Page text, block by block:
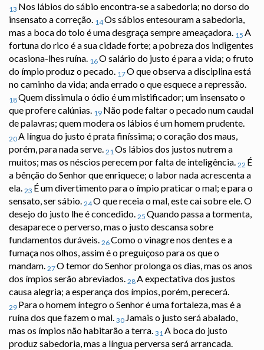
13 Nos lábios do sábio encontra-se a sabedoria; no dorso do
insensato a correção. 14Os sábios entesouram a sabedoria,
mas a boca do tolo é uma desgraça sempre ameaçadora. 15 A
fortuna do rico é a sua cidade forte; a pobreza dos indigentes
ocasiona-lhes ruína. 16O salário do justo é para a vida; o fruto
do ímpio produz o pecado. 17O que observa a disciplina está
no caminho da vida; anda errado o que esquece a repressão.
18Quem dissimula o ódio é um mistificador; um insensato o
que profere calúnias. 19 Não pode faltar o pecado num caudal
de palavras; quem modera os lábios é um homem prudente.
20A língua do justo é prata finíssima; o coração dos maus,
porém, para nada serve. 21Os lábios dos justos nutrem a
muitos; mas os néscios perecem por falta de inteligência. 22 É
a bênção do Senhor que enriquece; o labor nada acrescenta a
ela. 23 É um divertimento para o ímpio praticar o mal; e para o
sensato, ser sábio. 24O que receia o mal, este cai sobre ele. O
desejo do justo lhe é concedido. 25 Quando passa a tormenta,
desaparece o perverso, mas o justo descansa sobre
fundamentos duráveis. 26Como o vinagre nos dentes e a
fumaça nos olhos, assim é o preguiçoso para os que o
mandam. 27O temor do Senhor prolonga os dias, mas os anos
dos ímpios serão abreviados. 28A expectativa dos justos
causa alegria; a esperança dos ímpios, porém, perecerá.
29 Para o homem íntegro o Senhor é uma fortaleza, mas é a
ruína dos que fazem o mal. 30 Jamais o justo será abalado,
mas os ímpios não habitarão a terra. 31A boca do justo
produz sabedoria, mas a língua perversa será arrancada.